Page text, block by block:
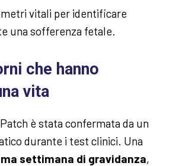
vitali per identificare
una sofferenza fetale.
che hanno
vita
è stata confermata da un
durante i test clinici. Una
settimana di gravidanza,